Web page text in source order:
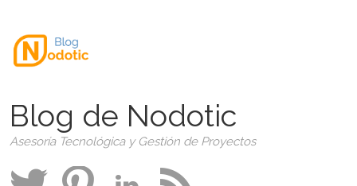
Blog de Nodotic
Asesoría Tecnológica y Gestión de Proyectos